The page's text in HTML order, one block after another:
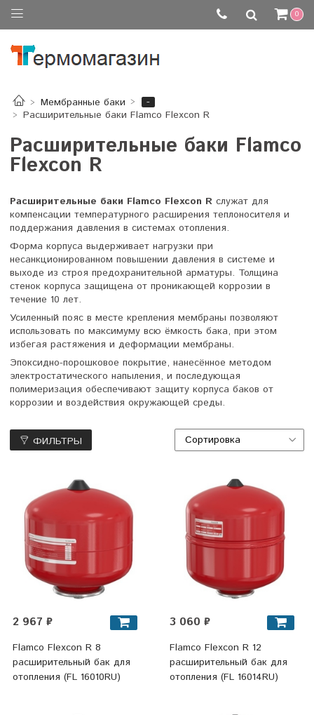
0
Мембранные баки
-
Расширительные баки Flamco Flexcon R
Расширительные баки Flamco
Flexcon R
Расширительные баки Flamco Flexcon R служат для
компенсации температурного расширения теплоносителя и
поддержания давления в системах отопления.
Форма корпуса выдерживает нагрузки при
несанкционированном повышении давления в системе и
выходе из строя предохранительной арматуры. Толщина
стенок корпуса защищена от проникающей коррозии в
течение 10 лет.
Усиленный пояс в месте крепления мембраны позволяют
использовать по максимуму всю ёмкость бака, при этом
избегая растяжения и деформации мембраны.
Эпоксидно-порошковое покрытие, нанесённое методом
электростатического напыления, и последующая
полимеризация обеспечивают защиту корпуса баков от
коррозии и воздействия окружающей среды.
ФИЛЬТРЫ
2 967 ₽
Flamco Flexcon R 8
расширительный бак для
отопления (FL 16010RU)
3 060 ₽
Flamco Flexcon R 12
расширительный бак для
отопления (FL 16014RU)